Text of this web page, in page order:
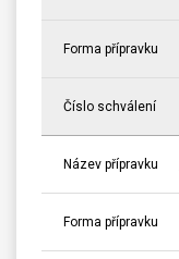
Forma přípravku
Číslo schválení
Název přípravku
Forma přípravku